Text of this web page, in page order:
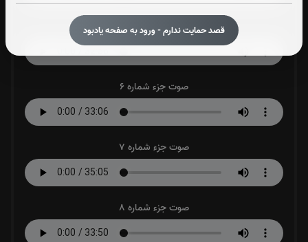
قصد حمایت ندارم - ورود به صفحه یادبود
صوت جزء شماره 5
صوت جزء شماره 6
صوت جزء شماره 7
صوت جزء شماره 8